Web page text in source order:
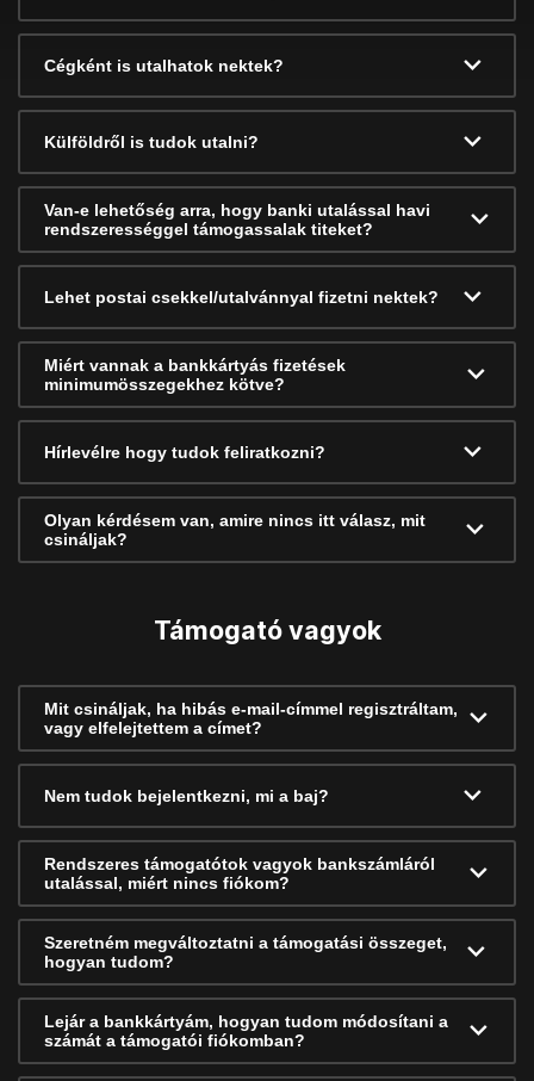
Cégként is utalhatok nektek?
Külföldről is tudok utalni?
Van-e lehetőség arra, hogy banki utalással havi
rendszerességgel támogassalak titeket?
Lehet postai csekkel/utalvánnyal fizetni nektek?
Miért vannak a bankkártyás fizetések
minimumösszegekhez kötve?
Hírlevélre hogy tudok feliratkozni?
Olyan kérdésem van, amire nincs itt válasz, mit
csináljak?
Támogató vagyok
Mit csináljak, ha hibás e-mail-címmel regisztráltam,
vagy elfelejtettem a címet?
Nem tudok bejelentkezni, mi a baj?
Rendszeres támogatótok vagyok bankszámláról
utalással, miért nincs fiókom?
Szeretném megváltoztatni a támogatási összeget,
hogyan tudom?
Lejár a bankkártyám, hogyan tudom módosítani a
számát a támogatói fiókomban?